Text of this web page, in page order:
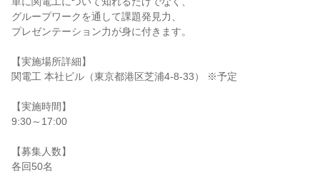
グループワークを通して課題発見力、
プレゼンテーション力が身に付きます。
【実施場所詳細】
関電工 本社ビル（東京都港区芝浦4-8-33） ※予定
【実施時間】
9:30～17:00
【募集人数】
各回50名